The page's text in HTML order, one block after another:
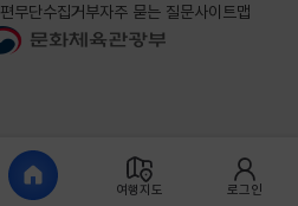
무단수집거부자주 묻는 질문사이트맵
여행지도 로그인